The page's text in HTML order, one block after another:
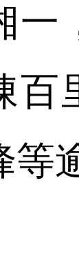
一
百
等